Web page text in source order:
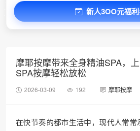
新人3OO元福
摩耶按摩带来全身精油SPA，
SPA按摩轻松放松
2026-03-09 192 摩耶按摩
在快节奏的都市生活中，现代人常常